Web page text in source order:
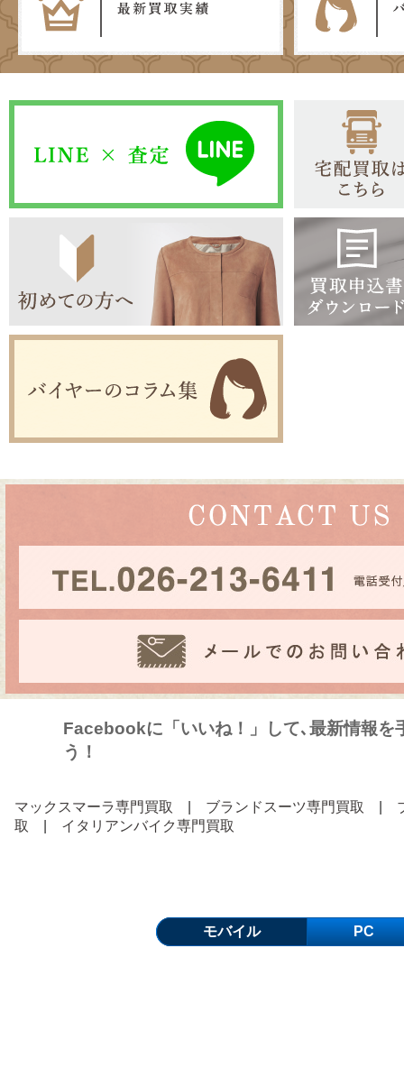
Facebookに「いいね！」して､最新情報を
う！
マックスマーラ専門買取 ブランドスーツ専門買取
取
イタリアンバイク専門買取
モバイル PC